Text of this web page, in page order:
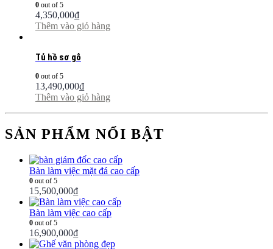
0 out of 5
4,350,000₫
Thêm vào giỏ hàng
Tủ hồ sơ gỗ
0 out of 5
13,490,000₫
Thêm vào giỏ hàng
SẢN PHẨM NỔI BẬT
Bàn làm việc mặt đá cao cấp
0 out of 5
15,500,000₫
Bàn làm việc cao cấp
0 out of 5
16,900,000₫